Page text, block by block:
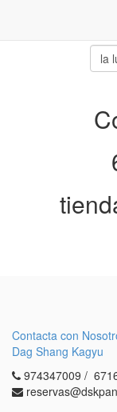
Contacta con
Dag Shang Kagyu
974347009 /